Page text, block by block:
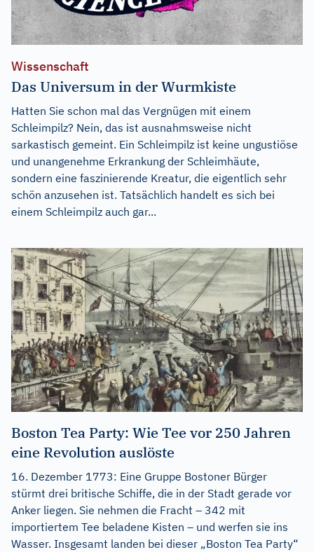
Wissenschaft
Das Universum in der Wurmkiste
Hatten Sie schon mal das Vergnügen mit einem
Schleimpilz? Nein, das ist ausnahmsweise nicht
sarkastisch gemeint. Ein Schleimpilz ist keine ungustiöse
und unangenehme Erkrankung der Schleimhäute,
sondern eine faszinierende Kreatur, die eigentlich sehr
schön anzusehen ist. Tatsächlich handelt es sich bei
einem Schleimpilz auch gar...
Boston Tea Party: Wie Tee vor 250 Jahren
eine Revolution auslöste
16. Dezember 1773: Eine Gruppe Bostoner Bürger
stürmt drei britische Schiffe, die in der Stadt gerade vor
Anker liegen. Sie nehmen die Fracht – 342 mit
importiertem Tee beladene Kisten – und werfen sie ins
Wasser. Insgesamt landen bei dieser „Boston Tea Party“